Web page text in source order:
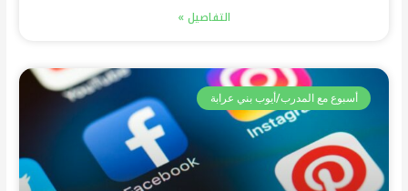
التفاصيل »
أسبوع مع المدرب/أيوب بني عرابة